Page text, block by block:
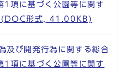
1項に基づく公園等に関す
(DOC形式, 41.00KB)
及び開発行為に関する総合
1項に基づく公園等に関す